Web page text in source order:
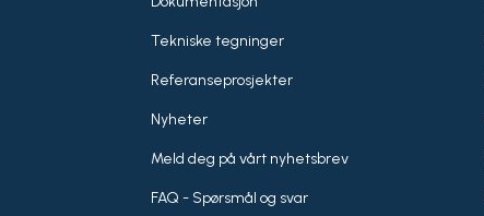
Tekniske tegninger
Referanseprosjekter
Nyheter
Meld deg på vårt nyhetsbrev
FAQ - Spørsmål og svar